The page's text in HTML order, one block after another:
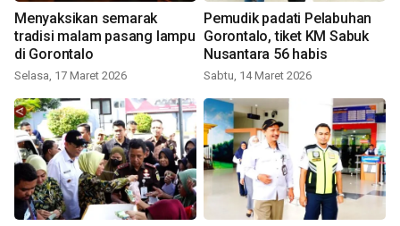
Menyaksikan semarak
tradisi malam pasang lampu
di Gorontalo
Selasa, 17 Maret 2026
Pemudik padati Pelabuhan
Gorontalo, tiket KM Sabuk
Nusantara 56 habis
Sabtu, 14 Maret 2026